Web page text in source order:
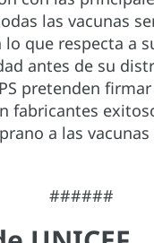
las vacunas
lo que respecta a
antes de su
pretenden
fabricantes
a las
######